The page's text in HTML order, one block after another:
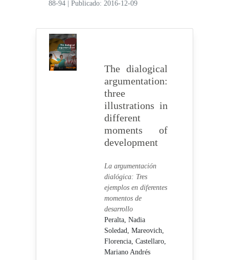
88-94
|Publicado: 2016-12-09
The dialogical
argumentation:
three
illustrations in
different
moments of
development
La argumentación
dialógica: Tres
ejemplos en diferentes
momentos de
desarrollo
Peralta, Nadia
Soledad, Mareovich,
Florencia, Castellaro,
Mariano Andrés